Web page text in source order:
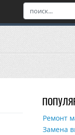
Ремонт
Замена